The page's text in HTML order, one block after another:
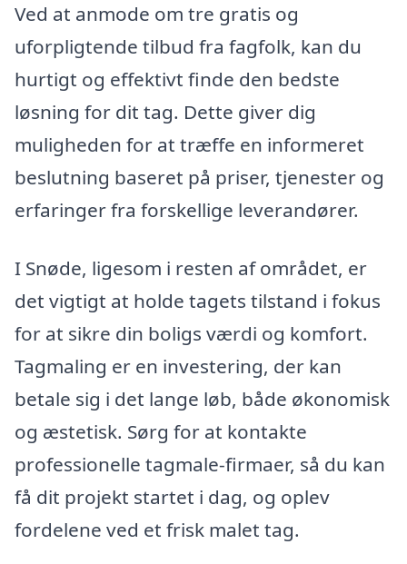
Ved at anmode om tre gratis og
uforpligtende tilbud fra fagfolk, kan du
hurtigt og effektivt finde den bedste
løsning for dit tag. Dette giver dig
muligheden for at træffe en informeret
beslutning baseret på priser, tjenester og
erfaringer fra forskellige leverandører.
I Snøde, ligesom i resten af området, er
det vigtigt at holde tagets tilstand i fokus
for at sikre din boligs værdi og komfort.
Tagmaling er en investering, der kan
betale sig i det lange løb, både økonomisk
og æstetisk. Sørg for at kontakte
professionelle tagmale-firmaer, så du kan
få dit projekt startet i dag, og oplev
fordelene ved et frisk malet tag.